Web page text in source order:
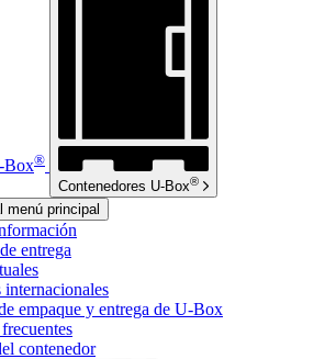
Box®
Contenedores U-Box®
menú principal
entrega
internacionales
empaque y entrega de U-Box
contenedor